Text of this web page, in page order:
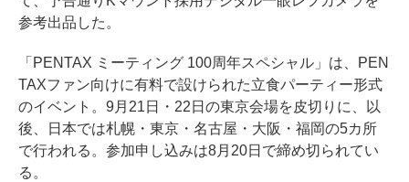
参考出品した。
「PENTAX ミーティング 100周年スペシャル」は、PEN
TAXファン向けに有料で設けられた立食パーティー形式
のイベント。9月21日・22日の東京会場を皮切りに、以
後、日本では札幌・東京・名古屋・大阪・福岡の5カ所
で行われる。参加申し込みは8月20日で締め切られてい
る。